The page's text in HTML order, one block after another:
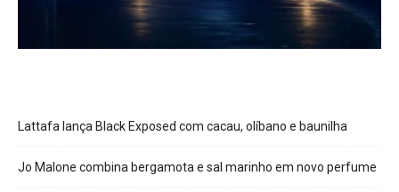
Lattafa lança Black Exposed com cacau, olíbano e baunilha
Jo Malone combina bergamota e sal marinho em novo perfume